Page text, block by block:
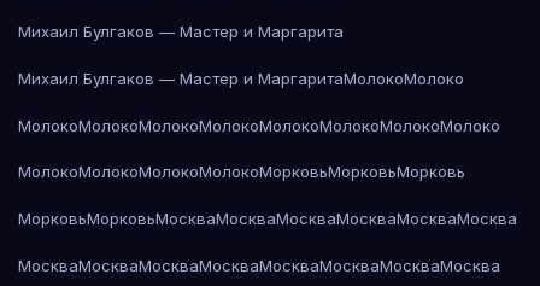
Михаил Булгаков — Мастер и Маргарита
Михаил Булгаков — Мастер и МаргаритаМолокоМолоко
МолокоМолокоМолокоМолокоМолокоМолокоМолокоМолоко
МолокоМолокоМолокоМолокоМорковьМорковьМорковь
МорковьМорковьМоскваМоскваМоскваМоскваМоскваМосква
МоскваМоскваМоскваМоскваМоскваМоскваМоскваМосква